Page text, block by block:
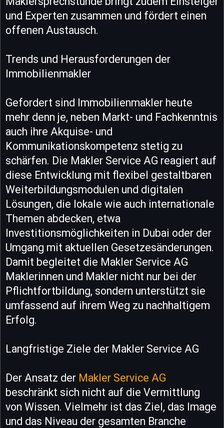
und Experten zusammen und fördert einen
offenen Austausch.
Trends und Herausforderungen der
Immobilienmakler
Gefordert sind Immobilienmakler heute
mehr denn je, neben Markt- und Fachkenntnis
auch ihre Akquise- und
Kommunikationskompetenz stetig zu
schärfen. Die Makler Service AG reagiert auf
diese Entwicklung mit flexibel gestaltbaren
Weiterbildungsmodulen und digitalen
Lösungen, die lokale wie auch internationale
Themen abdecken, etwa
Investitionsmöglichkeiten in Dubai oder der
Umgang mit aktuellen Gesetzesänderungen.
Damit begleitet die Makler Service AG
Maklerinnen und Makler nicht nur bei der
Pflichtfortbildung, sondern unterstützt sie
umfassend auf ihrem Weg zu nachhaltigem
Erfolg.
Langfristige Ziele der Makler Service AG
Der Ansatz der Makler Service AG
beschränkt sich nicht auf die Vermittlung
von Wissen. Vielmehr ist das Ziel, das Image
und das Niveau der gesamten Branche